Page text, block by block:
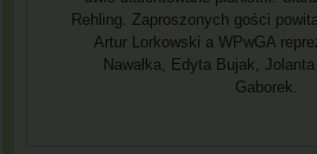
Rehling. Zaproszonych gości
Artur Lorkowski a WPwGA
Nawałka, Edyta Bujak,
Gaborek.